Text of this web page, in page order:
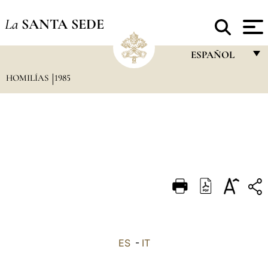
La SANTA SEDE
ESPAÑOL
DEUTSCH
HOMILÍAS 1985
ES- IT